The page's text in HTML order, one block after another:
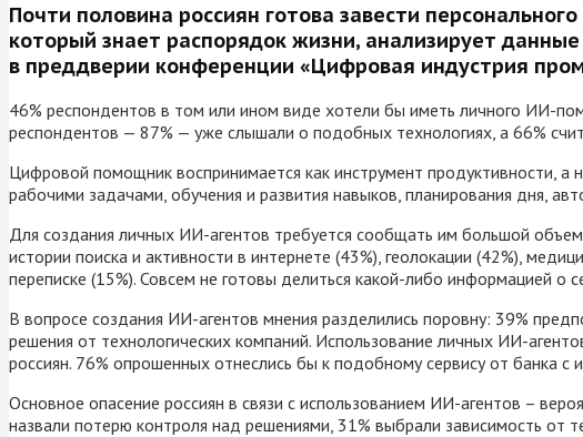
Почти половина россиян готова завести
который знает распорядок жизни, анализирует
в преддверии конференции «Цифровая индустрия
46% респондентов в том или ином виде хотели бы иметь личного ИИ-
респондентов — 87% — уже слышали о подобных технологиях, а 66%
Цифровой помощник воспринимается как инструмент продуктивности,
рабочими задачами, обучения и развития навыков, планирования дня,
Для создания личных ИИ-агентов требуется сообщать им большой
истории поиска и активности в интернете (43%), геолокации (42%),
переписке (15%). Совсем не готовы делиться какой-либо информацией
В вопросе создания ИИ-агентов мнения разделились поровну: 39%
решения от технологических компаний. Использование личных ИИ-
россиян. 76% опрошенных отнеслись бы к подобному сервису от банка
Основное опасение россиян в связи с использованием ИИ-агентов –
назвали потерю контроля над решениями, 31% выбрали зависимость от